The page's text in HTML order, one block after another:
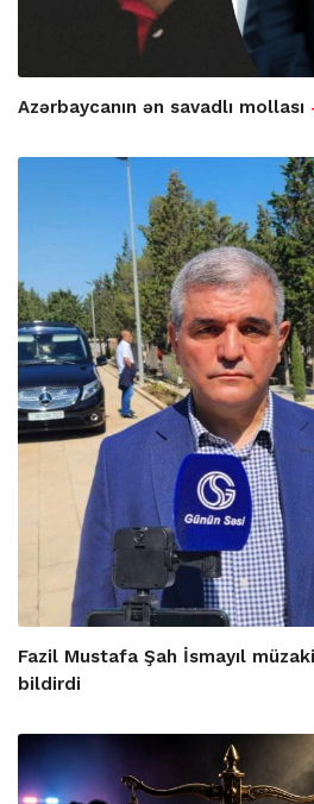
Azərbaycanın ən savadlı mollası
Fazil Mustafa Şah İsmayıl
bildirdi